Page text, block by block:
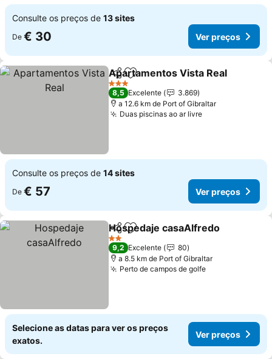
Consulte os preços de 13 sites
De € 30 Ver preços
PartilharAdicionar aos favoritos
Apartamentos Vista Real
3 Estrelas
8,5 Excelente
3.869
a 12.6 km de Port of Gibraltar
Duas piscinas ao ar livreVer preços
Consulte os preços de 14 sites
De € 57 Ver preços
PartilharAdicionar aos favoritos
Hospedaje casaAlfredo
2 Estrelas
9,2 Excelente
80
a 8.5 km de Port of Gibraltar
Perto de campos de golfeVer preços
Selecione as datas para ver os preços
exatos.
Ver preços